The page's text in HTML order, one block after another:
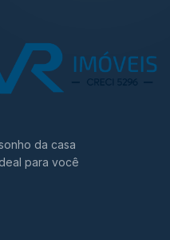
da casa
para você